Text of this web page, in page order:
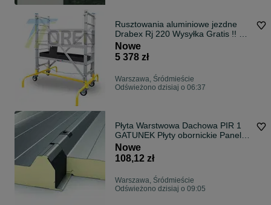
Rusztowania aluminiowe jezdne
Drabex Rj 220 Wysyłka Gratis !! H
4,26 m
Nowe
5 378 zł
Warszawa, Śródmieście
Odświeżono dzisiaj o 06:37
Płyta Warstwowa Dachowa PIR 1
GATUNEK Płyty obornickie Panel
dachowy
Nowe
108,12 zł
Warszawa, Śródmieście
Odświeżono dzisiaj o 09:05